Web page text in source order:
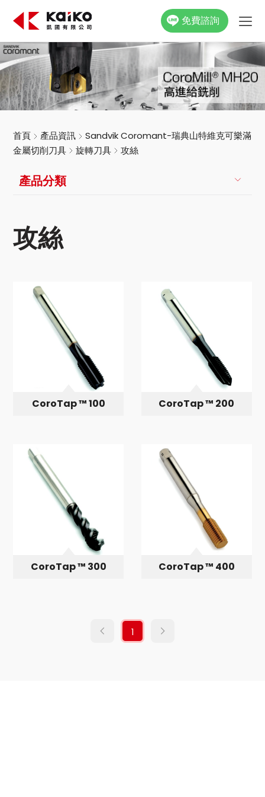
免費諮詢
關於凱國
產品資訊
最新消息
聯絡我們
首頁 產品資訊
Sandvik Coromant-瑞典山特維克可樂滿
金屬切削刀具
旋轉刀具 攻絲
產品分類
攻絲
CoroTap ™ 100 CoroTap ™ 200
CoroTap ™ 300 CoroTap ™ 400
1